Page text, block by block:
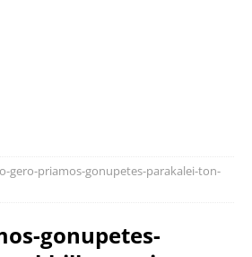
o-gero-priamos-gonupetes-parakalei-ton-
gonupetes-